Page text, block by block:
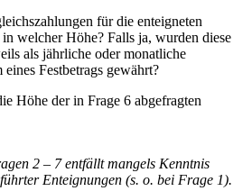
für die enteigneten
welcher Höhe? Falls ja, wurden diese
als jährliche oder monatliche
Festbetrags gewährt?
Höhe der in Frage 6 abgefragten
2 – 7 entfällt mangels Kenntnis
Enteignungen (s. o. bei Frage 1).